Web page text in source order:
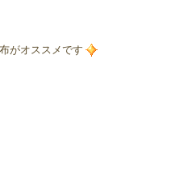
がオススメです